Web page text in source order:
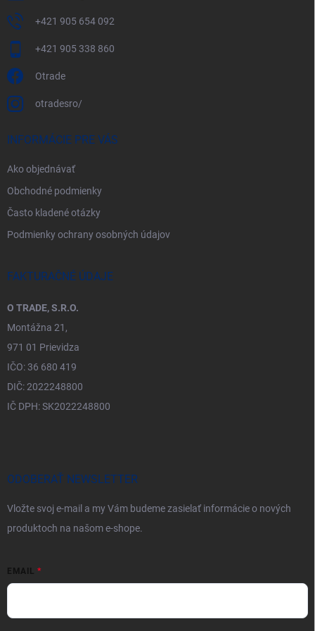
+421 905 654 092
+421 905 338 860
Otrade
otradesro/
INFORMÁCIE PRE VÁS
Ako objednávať
Obchodné podmienky
Často kladené otázky
Podmienky ochrany osobných údajov
FAKTURAČNÉ ÚDAJE
O TRADE, S.R.O.
Montážna 21,
971 01 Prievidza
IČO: 36 680 419
DIČ: 2022248800
IČ DPH: SK2022248800
ODOBERAŤ NEWSLETTER
Vložte svoj e-mail a my Vám budeme zasielať informácie o nových
produktoch na našom e-shope.
EMAIL